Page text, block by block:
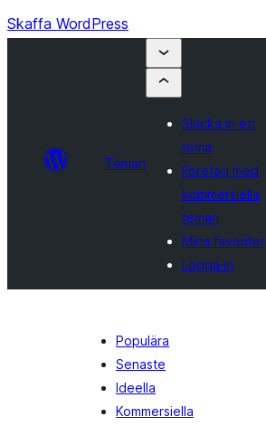
Skaffa WordPress
Teman
Skicka in ett
tema
Företag med
kommersiella
teman
Mina favoriter
Logga in
Populära
Senaste
Ideella
Kommersiella